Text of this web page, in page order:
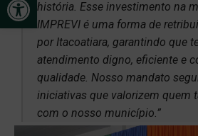
história. Esse investimento na
IMPREVI é uma forma de
por Itacoatiara, garantindo que
atendimento digno, eficiente e
qualidade. Nosso mandato
iniciativas que valorizem quem
com o nosso município.”